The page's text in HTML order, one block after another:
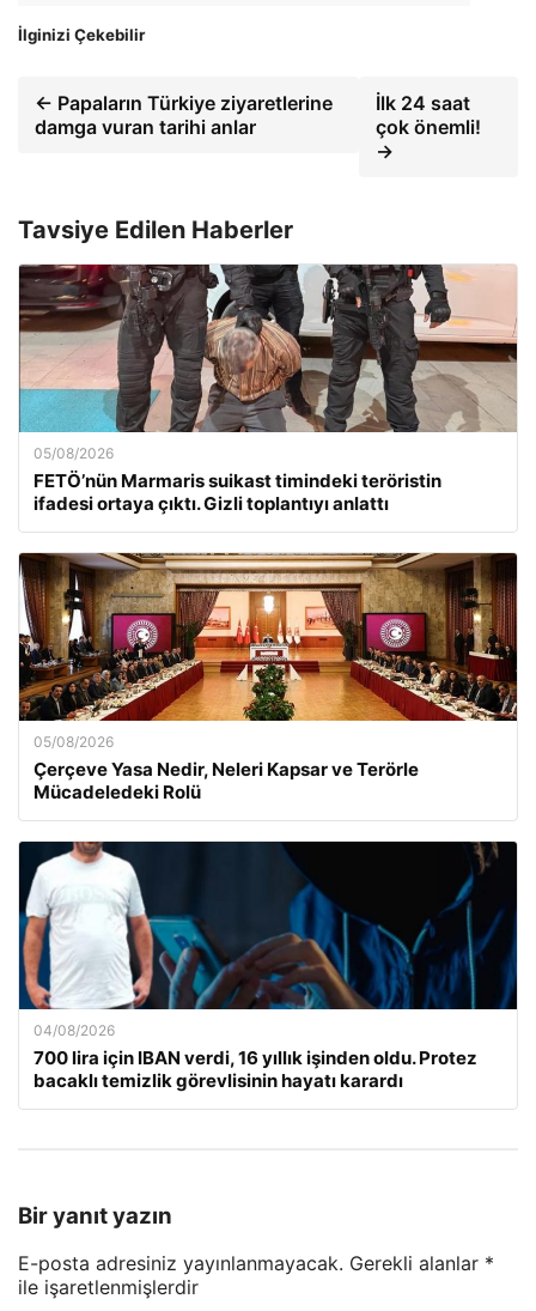
İlginizi Çekebilir
← Papaların Türkiye ziyaretlerine
damga vuran tarihi anlar
İlk 24 saat
çok önemli!
→
Tavsiye Edilen Haberler
05/08/2026
FETÖ’nün Marmaris suikast timindeki teröristin
ifadesi ortaya çıktı. Gizli toplantıyı anlattı
05/08/2026
Çerçeve Yasa Nedir, Neleri Kapsar ve Terörle
Mücadeledeki Rolü
04/08/2026
700 lira için IBAN verdi, 16 yıllık işinden oldu. Protez
bacaklı temizlik görevlisinin hayatı karardı
Bir yanıt yazın
E-posta adresiniz yayınlanmayacak. Gerekli alanlar *
ile işaretlenmişlerdir